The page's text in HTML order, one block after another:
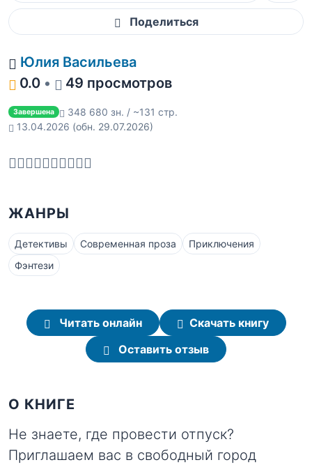
Поделиться
Юлия Васильева
0.0 • 49 просмотров
Завершена
348 680 зн. / ~131 стр.
13.04.2026 (обн. 29.07.2026)
ЖАНРЫ
Детективы Современная проза
Приключения
Фэнтези
Читать онлайн
Скачать книгу
Оставить отзыв
О КНИГЕ
Не знаете, где провести отпуск?
Приглашаем вас в свободный город